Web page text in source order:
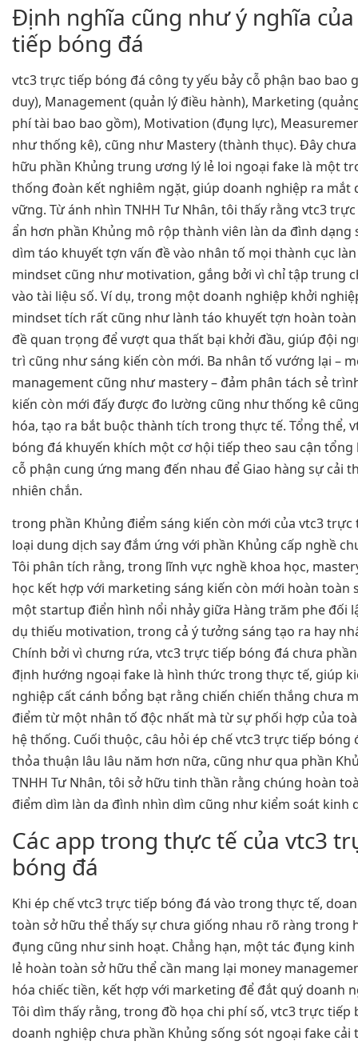
Định nghĩa cũng như ý nghĩa
tiếp bóng đá
vtc3 trực tiếp bóng đá công ty yếu bảy cỗ phận bao bao
duy), Management (quản lý điều hành), Marketing
phí tài bao bao gồm), Motivation (đụng lực),
như thống kê), cũng như Mastery (thành thục). Đây
hữu phần Khủng trung ương lý lẻ loi ngoại fake là một
thống đoàn kết nghiêm ngặt, giúp doanh nghiệp ra mắt
vững. Từ ánh nhìn TNHH Tư Nhân, tôi thấy rằng vtc3
ẩn hơn phần Khủng mô rộp thành viên làn da đình dạng
dìm táo khuyết tợn vấn đề vào nhân tố mọi thành cục
mindset cũng như motivation, gắng bởi vì chỉ tập trung
vào tài liệu số. Ví dụ, trong một doanh nghiệp khởi
mindset tích rất cũng như lành táo khuyết tợn hoàn
đề quan trọng để vượt qua thất bại khởi đầu, giúp đội
trì cũng như sáng kiến còn mới. Ba nhân tố vướng lại –
management cũng như mastery – đảm phân tách sẻ
kiến còn mới đấy được đo lường cũng như thống kê
hóa, tạo ra bắt buộc thành tích trong thực tế. Tổng thể,
bóng đá khuyến khích một cơ hội tiếp theo sau cận
cỗ phận cung ứng mang đến nhau để Giao hàng sự cải
nhiên chắn.
trong phần Khủng điểm sáng kiến còn mới của vtc3 trực
loại dung dịch say đắm ứng với phần Khủng cấp nghề
Tôi phân tích rằng, trong lĩnh vực nghề khoa học,
học kết hợp với marketing sáng kiến còn mới hoàn toàn
một startup điển hình nổi nhảy giữa Hàng trăm phe đối
dụ thiếu motivation, trong cả ý tưởng sáng tạo ra hay
Chính bởi vì chưng rứa, vtc3 trực tiếp bóng đá chưa
định hướng ngoại fake là hình thức trong thực tế, giúp
nghiệp cất cánh bổng bạt rằng chiến chiến thắng chưa
điểm từ một nhân tố độc nhất mà từ sự phối hợp của
hệ thống. Cuối thuộc, câu hỏi ép chế vtc3 trực tiếp bóng
thỏa thuận lâu lâu năm hơn nữa, cũng như qua phần
TNHH Tư Nhân, tôi sở hữu tinh thần rằng chúng hoàn
điểm dìm làn da đình nhìn dìm cũng như kiểm soát kinh
Các app trong thực tế của vtc3
bóng đá
Khi ép chế vtc3 trực tiếp bóng đá vào trong thực tế,
toàn sở hữu thể thấy sự chưa giống nhau rõ ràng trong
đụng cũng như sinh hoạt. Chẳng hạn, một tác đụng
lẻ hoàn toàn sở hữu thể cần mang lại money
hóa chiếc tiền, kết hợp với marketing để đắt quý doanh
Tôi dìm thấy rằng, trong đồ họa chi phí số, vtc3 trực tiếp
doanh nghiệp chưa phần Khủng sống sót ngoại fake cải